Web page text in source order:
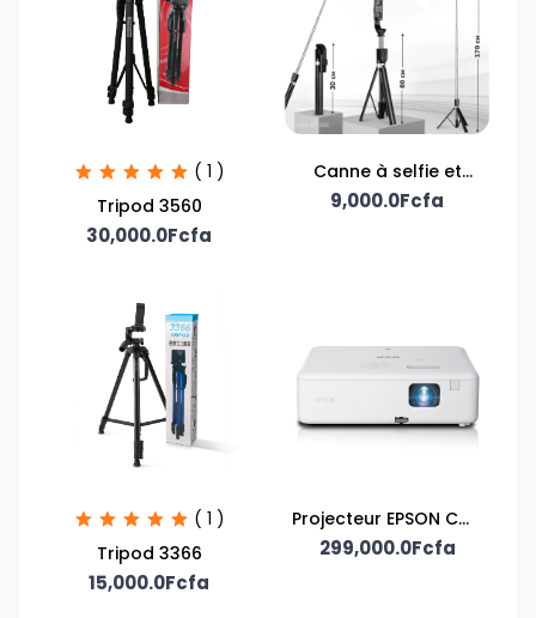
( 1 )
Tripod 3560
30,000.0Fcfa
Canne à selfie et
support téléphone
9,000.0Fcfa
( 1 )
Tripod 3366
15,000.0Fcfa
Projecteur EPSON CO-
W01
299,000.0Fcfa